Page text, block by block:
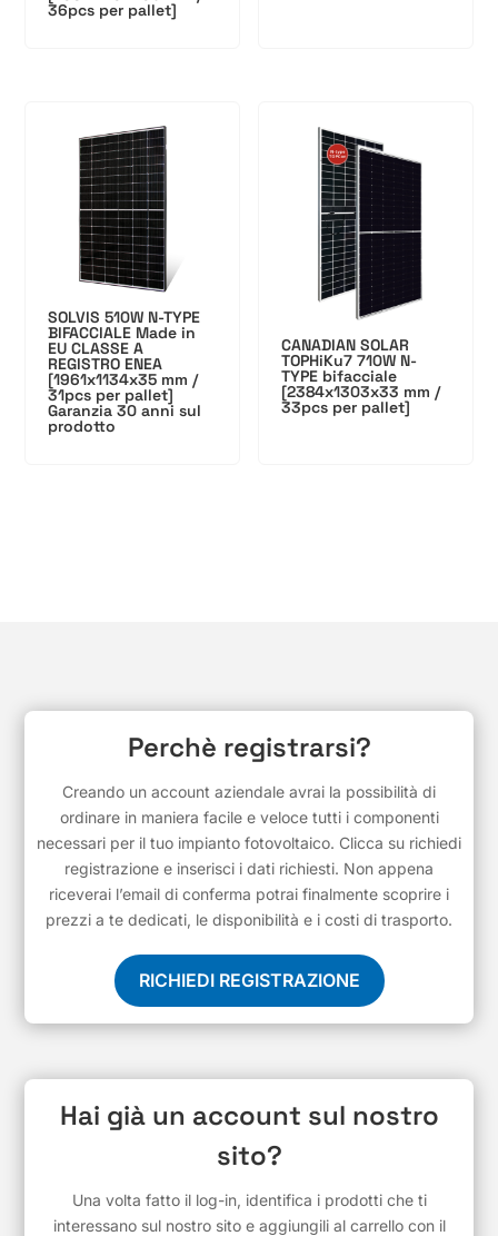
36pcs per pallet]
SOLVIS 510W N-TYPE
BIFACCIALE Made in
EU CLASSE A
REGISTRO ENEA
[1961x1134x35 mm /
31pcs per pallet]
Garanzia 30 anni sul
prodotto
CANADIAN SOLAR
TOPHiKu7 710W N-
TYPE bifacciale
[2384x1303x33 mm /
33pcs per pallet]
Perchè registrarsi?
Creando un account aziendale avrai la possibilità di
ordinare in maniera facile e veloce tutti i componenti
necessari per il tuo impianto fotovoltaico. Clicca su richiedi
registrazione e inserisci i dati richiesti. Non appena
riceverai l’email di conferma potrai finalmente scoprire i
prezzi a te dedicati, le disponibilità e i costi di trasporto.
RICHIEDI REGISTRAZIONE
Hai già un account sul nostro
sito?
Una volta fatto il log-in, identifica i prodotti che ti
interessano sul nostro sito e aggiungili al carrello con il